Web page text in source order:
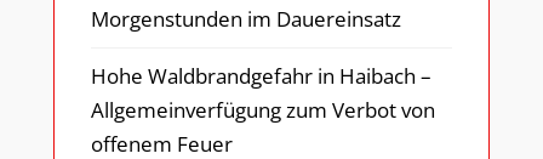
Morgenstunden im Dauereinsatz
Hohe Waldbrandgefahr in Haibach –
Allgemeinverfügung zum Verbot von
offenem Feuer